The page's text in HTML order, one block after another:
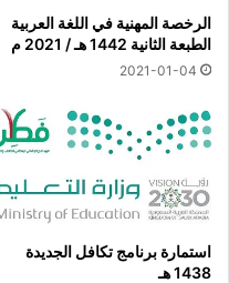
الرخصة المهنية في اللغة العربية
الطبعة الثانية 1442 هـ / 2021 م
2021-01-04
استمارة برنامج تكافل الجديدة
1438 هـ